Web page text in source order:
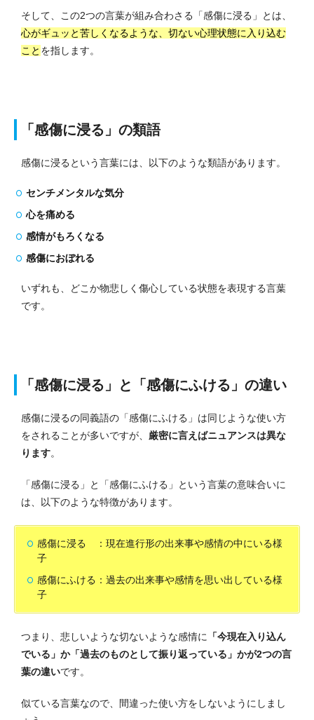
そして、この2つの言葉が組み合わさる「感傷に浸る」とは、
心がギュッと苦しくなるような、切ない心理状態に入り込む
こと を指します。
「感傷に浸る」の類語
感傷に浸るという言葉には、以下のような類語があります。
センチメンタルな気分
心を痛める
感情がもろくなる
感傷におぼれる
いずれも、どこか物悲しく傷心している状態を表現する言葉
です。
「感傷に浸る」と「感傷にふける」の違い
感傷に浸るの同義語の「感傷にふける」は同じような使い方
をされることが多いですが、 厳密に言えばニュアンスは異な
ります。
「感傷に浸る」と「感傷にふける」という言葉の意味合いに
は、以下のような特徴があります。
感傷に浸る ：現在進行形の出来事や感情の中にいる様
子
感傷にふける：過去の出来事や感情を思い出している様
子
つまり、悲しいような切ないような感情に
「今現在入り込ん
でいる」か「過去のものとして振り返っている」かが2つの言
葉の違いです。
似ている言葉なので、間違った使い方をしないようにしまし